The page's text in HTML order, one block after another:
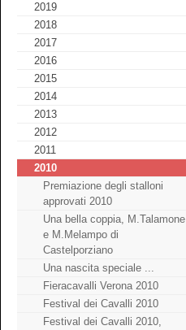
2019
2018
2017
2016
2015
2014
2013
2012
2011
2010
Premiazione degli stalloni
approvati 2010
Una bella coppia, M.Talamone
e M.Melampo di
Castelporziano
Una nascita speciale ...
Fieracavalli Verona 2010
Festival dei Cavalli 2010
Festival dei Cavalli 2010,